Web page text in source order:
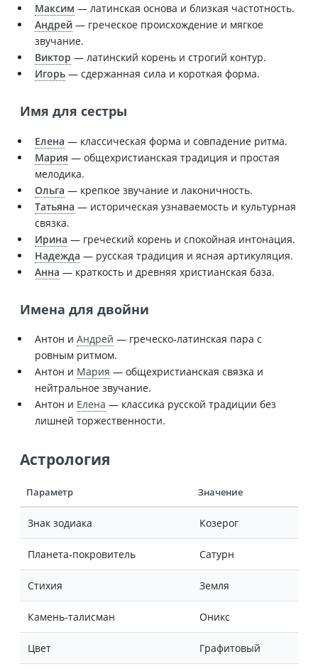
Максим — латинская основа и близкая частотность.
Андрей — греческое происхождение и мягкое
звучание.
Виктор — латинский корень и строгий контур.
Игорь — сдержанная сила и короткая форма.
Имя для сестры
Елена — классическая форма и совпадение ритма.
Мария — общехристианская традиция и простая
мелодика.
Ольга — крепкое звучание и лаконичность.
Татьяна — историческая узнаваемость и культурная
связка.
Ирина — греческий корень и спокойная интонация.
Надежда — русская традиция и ясная артикуляция.
Анна — краткость и древняя христианская база.
Имена для двойни
Антон и Андрей — греческо‑латинская пара с
ровным ритмом.
Антон и Мария — общехристианская связка и
нейтральное звучание.
Антон и Елена — классика русской традиции без
лишней торжественности.
Астрология
Параметр Значение
Знак зодиака Козерог
Планета-покровитель Сатурн
Стихия Земля
Камень-талисман Оникс
Цвет Графитовый